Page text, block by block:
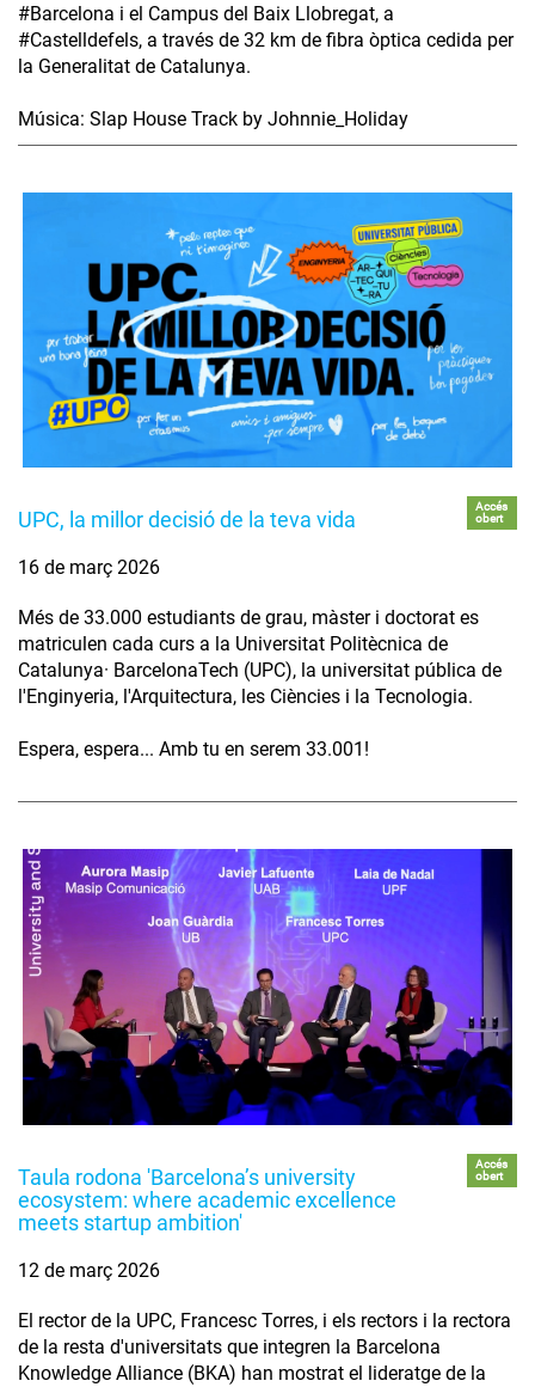
#Barcelona i el Campus del Baix Llobregat, a
#Castelldefels, a través de 32 km de fibra òptica cedida per
la Generalitat de Catalunya.
Música: Slap House Track by Johnnie_Holiday
UPC, la millor decisió de la teva vida
Accés
obert
16 de març 2026
Més de 33.000 estudiants de grau, màster i doctorat es
matriculen cada curs a la Universitat Politècnica de
Catalunya· BarcelonaTech (UPC), la universitat pública de
l'Enginyeria, l'Arquitectura, les Ciències i la Tecnologia.
Espera, espera... Amb tu en serem 33.001!
Taula rodona 'Barcelona’s university
ecosystem: where academic excellence
meets startup ambition'
Accés
obert
12 de març 2026
El rector de la UPC, Francesc Torres, i els rectors i la rectora
de la resta d'universitats que integren la Barcelona
Knowledge Alliance (BKA) han mostrat el lideratge de la